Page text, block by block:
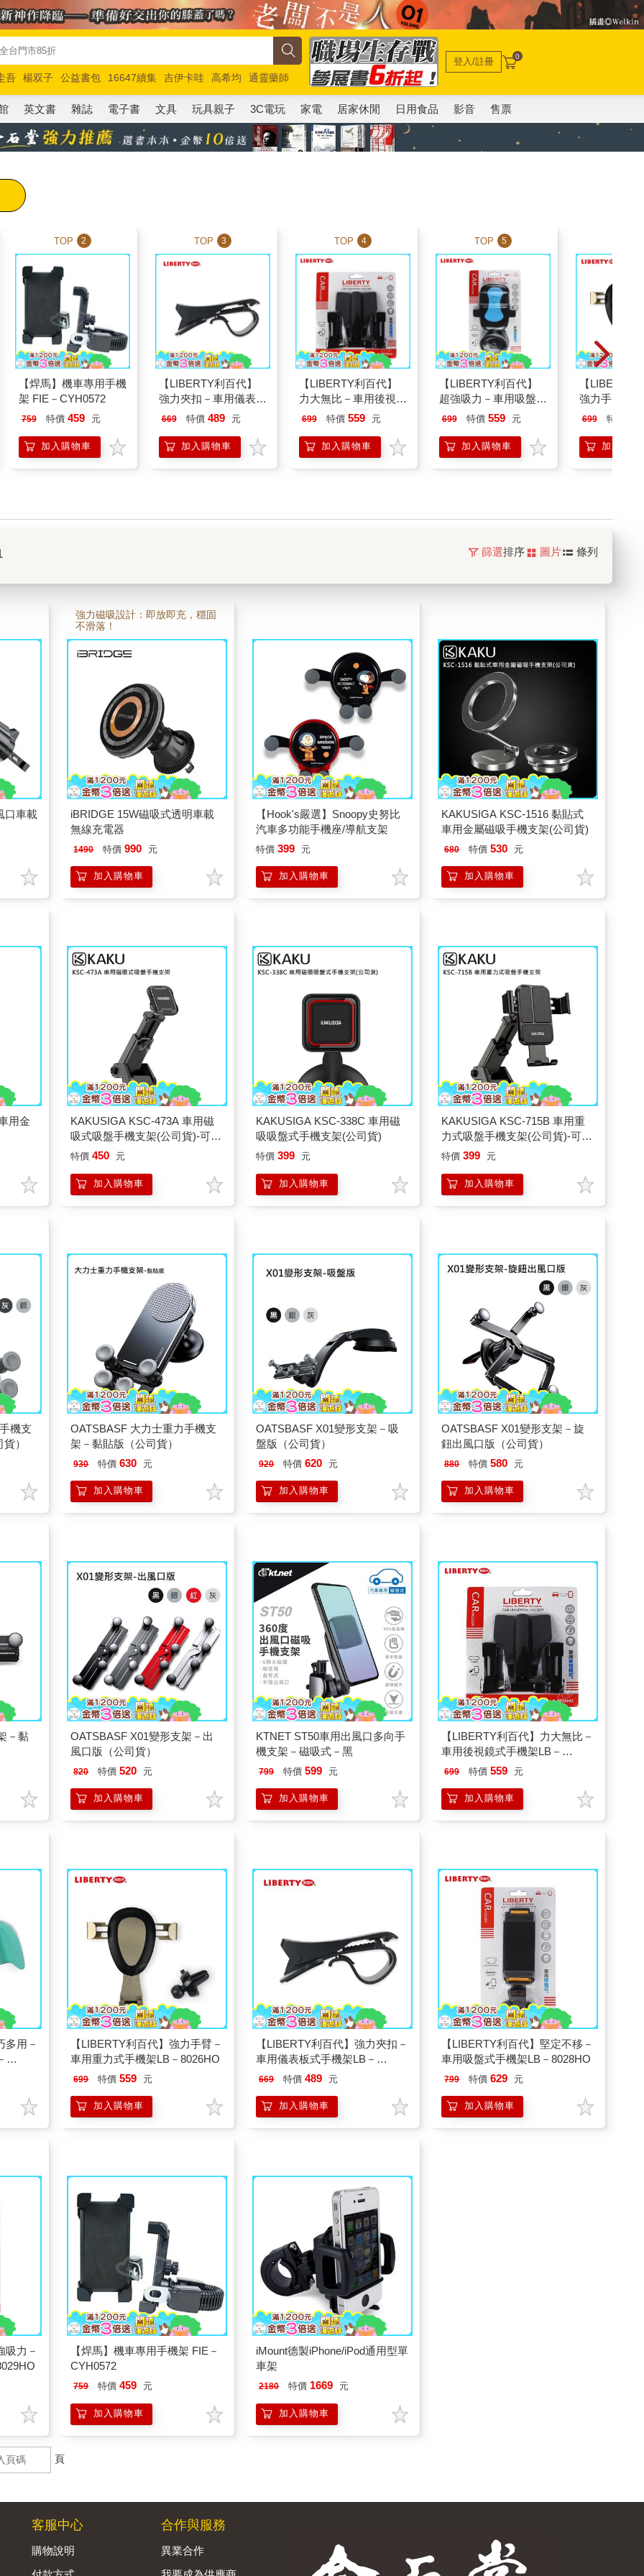
吾 楊双子 公益書包 16647續集 吉伊卡哇 高希均
通靈藥師
路邊攤新作
馬斯克 玩具總動員5 超慢跑
登入/註冊 0
英文書 雜誌 電子書 文具 玩具親子 3C電玩 家電 居家休閒 日用食品 影音 售票
TOP 2
【焊馬】機車專用手機
架 FIE－CYH0572
759 特價 459 元
加入購物車
TOP 3
【LIBERTY利百代】
強力夾扣－車用儀表板
式手機架LB－8027HO
669 特價 489 元
加入購物車
TOP 4
【LIBERTY利百代】
力大無比－車用後視鏡
式手機架LB－8024HO
699 特價 559 元
加入購物車
TOP 5
【LIBERTY利百代】
超強吸力－車用吸盤式
手機架LB－8029HO
699 特價 559 元
加入購物車
【LIBERTY
強力手臂－
手機架LB－
699 特價
加入購物
篩選排序 圖片 條列
口車載
強力磁吸設計：即放即充，穩固
不滑落！
iBRIDGE 15W磁吸式透明車載
無線充電器
1490 特價 990 元
加入購物車
【Hook's嚴選】Snoopy史努比
汽車多功能手機座/導航支架
特價 399 元
加入購物車
KAKUSIGA KSC-1516 黏貼式
車用金屬磁吸手機支架(公司貨)
680 特價 530 元
加入購物車
用金
KAKUSIGA KSC-473A 車用磁
吸式吸盤手機支架(公司貨)-可伸
縮
特價 450 元
加入購物車
KAKUSIGA KSC-338C 車用磁
吸吸盤式手機支架(公司貨)
特價 399 元
加入購物車
KAKUSIGA KSC-715B 車用重
力式吸盤手機支架(公司貨)-可伸
縮
特價 399 元
加入購物車
機支
）
OATSBASF 大力士重力手機支
架－黏貼版（公司貨）
930 特價 630 元
加入購物車
OATSBASF X01變形支架－吸
盤版（公司貨）
920 特價 620 元
加入購物車
OATSBASF X01變形支架－旋
鈕出風口版（公司貨）
880 特價 580 元
加入購物車
－黏
OATSBASF X01變形支架－出
風口版（公司貨）
820 特價 520 元
加入購物車
KTNET ST50車用出風口多向手
機支架－磁吸式－黑
799 特價 599 元
加入購物車
【LIBERTY利百代】力大無比－
車用後視鏡式手機架LB－
8024HO
699 特價 559 元
加入購物車
多用－
【LIBERTY利百代】強力手臂－
車用重力式手機架LB－8026HO
699 特價 559 元
加入購物車
【LIBERTY利百代】強力夾扣－
車用儀表板式手機架LB－
8027HO
669 特價 489 元
加入購物車
【LIBERTY利百代】堅定不移－
車用吸盤式手機架LB－8028HO
799 特價 629 元
加入購物車
吸力－
【焊馬】機車專用手機架 FIE－
CYH0572
759 特價 459 元
加入購物車
iMount德製iPhone/iPod通用型單
車架
2180 特價 1669 元
加入購物車
頁
客服中心
購物說明
合作與服務
異業合作